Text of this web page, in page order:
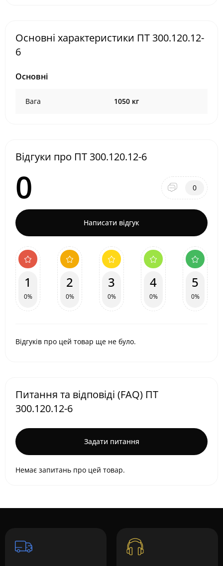
Основні характеристики ПТ 300.120.12-
6
Основні
Вага 1050 кг
Відгуки про ПТ 300.120.12-6
0 0
Написати відгук
1
0%
2
0%
3
0%
4
0%
5
0%
Відгуків про цей товар ще не було.
Питання та відповіді (FAQ) ПТ
300.120.12-6
Задати питання
Немає запитань про цей товар.